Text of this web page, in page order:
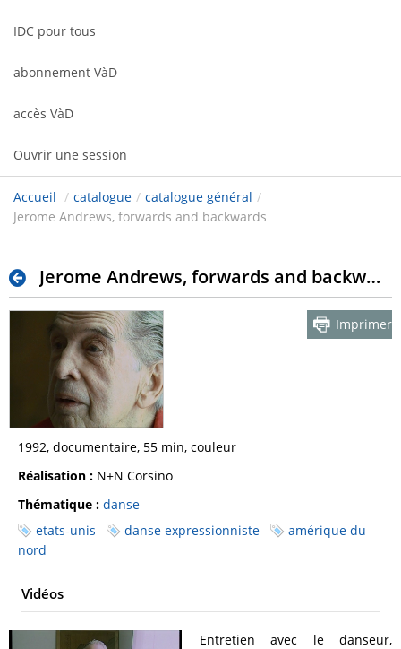
IDC pour tous
abonnement VàD
accès VàD
Ouvrir une session
Accueil / catalogue / catalogue général /
Jerome Andrews, forwards and backwards
Jerome Andrews, forwards and backwards
Imprimer
1992, documentaire, 55 min, couleur
Réalisation : N+N Corsino
Thématique : danse
etats-unis
danse expressionniste
amérique du
nord
Vidéos
Entretien avec le danseur,